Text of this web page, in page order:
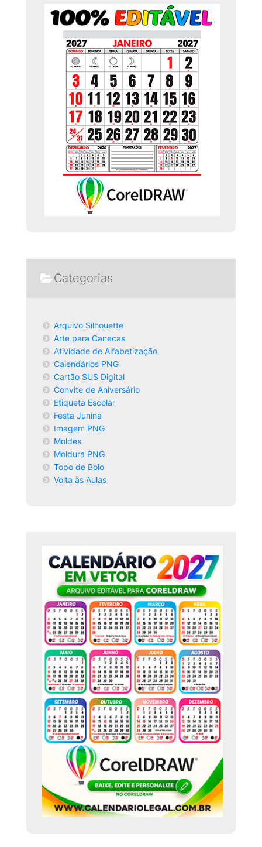
Categorias
Arquivo Silhouette
Arte para Canecas
Atividade de Alfabetização
Calendários PNG
Cartão SUS Digital
Convite de Aniversário
Etiqueta Escolar
Festa Junina
Imagem PNG
Moldes
Moldura PNG
Topo de Bolo
Volta às Aulas